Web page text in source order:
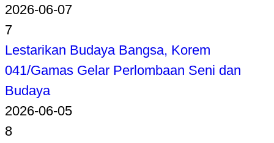
2026-06-07
7
Lestarikan Budaya Bangsa, Korem
041/Gamas Gelar Perlombaan Seni dan
Budaya
2026-06-05
8